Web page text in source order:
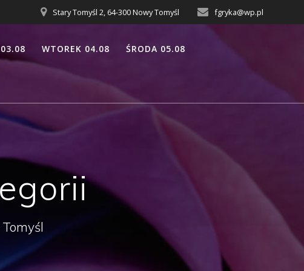
Stary Tomyśl 2, 64-300 Nowy Tomyśl fgryka@wp.pl
WTOREK 04.08 ŚRODA 05.08